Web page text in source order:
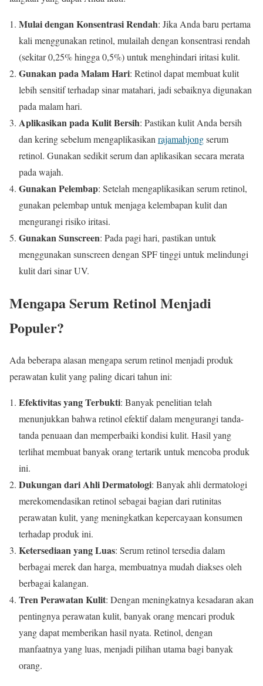
Mulai dengan Konsentrasi Rendah: Jika Anda baru pertama
kali menggunakan retinol, mulailah dengan konsentrasi rendah
(sekitar 0,25% hingga 0,5%) untuk menghindari iritasi kulit.
Gunakan pada Malam Hari: Retinol dapat membuat kulit
lebih sensitif terhadap sinar matahari, jadi sebaiknya digunakan
pada malam hari.
Aplikasikan pada Kulit Bersih: Pastikan kulit Anda bersih
dan kering sebelum mengaplikasikan rajamahjongserum
retinol. Gunakan sedikit serum dan aplikasikan secara merata
pada wajah.
Gunakan Pelembap: Setelah mengaplikasikan serum retinol,
gunakan pelembap untuk menjaga kelembapan kulit dan
mengurangi risiko iritasi.
Gunakan Sunscreen: Pada pagi hari, pastikan untuk
menggunakan sunscreen dengan SPF tinggi untuk melindungi
kulit dari sinar UV.
Mengapa Serum Retinol Menjadi
Populer?
Ada beberapa alasan mengapa serum retinol menjadi produk
perawatan kulit yang paling dicari tahun ini:
Efektivitas yang Terbukti: Banyak penelitian telah
menunjukkan bahwa retinol efektif dalam mengurangi tanda-
tanda penuaan dan memperbaiki kondisi kulit. Hasil yang
terlihat membuat banyak orang tertarik untuk mencoba produk
ini.
Dukungan dari Ahli Dermatologi: Banyak ahli dermatologi
merekomendasikan retinol sebagai bagian dari rutinitas
perawatan kulit, yang meningkatkan kepercayaan konsumen
terhadap produk ini.
Ketersediaan yang Luas: Serum retinol tersedia dalam
berbagai merek dan harga, membuatnya mudah diakses oleh
berbagai kalangan.
Tren Perawatan Kulit: Dengan meningkatnya kesadaran akan
pentingnya perawatan kulit, banyak orang mencari produk
yang dapat memberikan hasil nyata. Retinol, dengan
manfaatnya yang luas, menjadi pilihan utama bagi banyak
orang.